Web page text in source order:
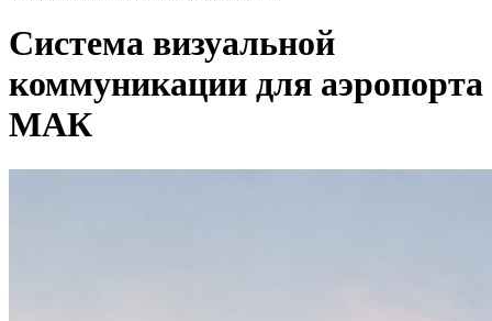
Система визуальной
коммуникации для аэропорта
МАК